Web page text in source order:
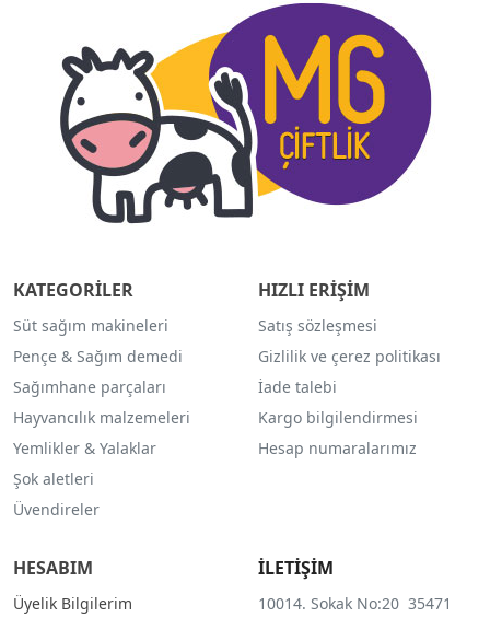
KATEGORİLER
Süt sağım makineleri
Pençe & Sağım demedi
Sağımhane parçaları
Hayvancılık malzemeleri
Yemlikler & Yalaklar
Şok aletleri
Üvendireler
HIZLI ERİŞİM
Satış sözleşmesi
Gizlilik ve çerez politikası
İade talebi
Kargo bilgilendirmesi
Hesap numaralarımız
HESABIM
Üyelik Bilgilerim
İLETİŞİM
10014. Sokak No:20 35471